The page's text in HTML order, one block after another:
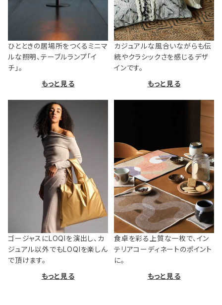
ひとときの居場所をつくるミニマ
ルな照明、テーブルランプ「イ
チ」。
もっと見る
カジュアルな風合いながらも伝
統やクラシックさを感じるデザ
インです。
もっと見る
ゴージャスにLOQIを演出し、カ
ジュアル以外でもLOQIを楽しん
で頂けます。
もっと見る
食卓を彩る上質な一枚で、イン
テリアコーディネートのポイント
に。
もっと見る